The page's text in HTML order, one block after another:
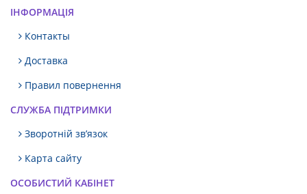
ІНФОРМАЦІЯ
Контакты
Доставка
Правил повернення
СЛУЖБА ПІДТРИМКИ
Зворотній зв’язок
Карта сайту
ОСОБИСТИЙ КАБІНЕТ